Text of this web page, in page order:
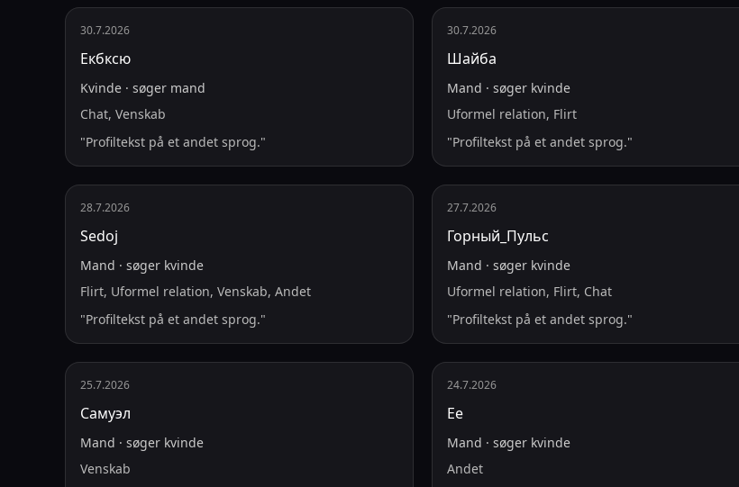
30.7.2026
Екбксю
Kvinde · søger mand
Chat, Venskab
"Profiltekst på et andet sprog."
30.7.2026
Шайба
Mand · søger kvinde
Uformel relation, Flirt
"Profiltekst på et andet sprog."
28.7.2026
Sedoj
Mand · søger kvinde
Flirt, Uformel relation, Venskab, Andet
"Profiltekst på et andet sprog."
27.7.2026
Горный_Пульс
Mand · søger kvinde
Uformel relation, Flirt, Chat
"Profiltekst på et andet sprog."
25.7.2026
Самуэл
Mand · søger kvinde
Venskab
24.7.2026
Ее
Mand · søger kvinde
Andet